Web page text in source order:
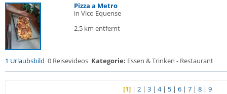
Pizza a Metro
in Vico Equense
2,5 km entfernt
1 Urlaubsbild 0 Reisevideos Kategorie: Essen & Trinken - Restaurant
[1] |2 |3 |4| 5 |6 |7 |8 |9